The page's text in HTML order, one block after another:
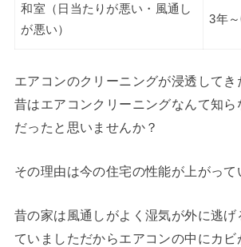
和室（日当たりが悪い・風通し
が悪い）
3年
エアコンのクリーニングが浸透してき
昔はエアコンクリーニングなんて知
だったと思いませんか？
その理由は今の住宅の性能が上がって
昔の家は風通しがよく湿気が外に逃げ
ていましただからエアコンの中にカビ